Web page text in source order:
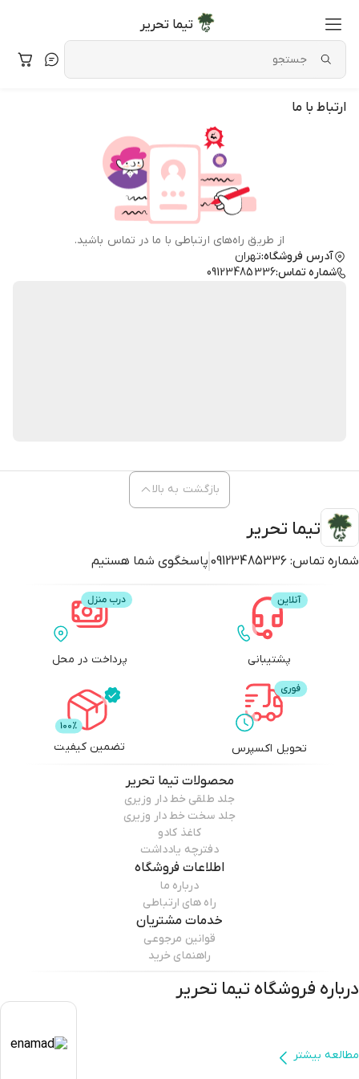
تیما تحریر
ارتباط با ما
از طریق راه‌های ارتباطی با ما در تماس باشید.
آدرس فروشگاه:تهران
شماره تماس:09123485336
تیما تحریر
شماره تماس: 09123485336 پاسخگوی شما هستیم
بازگشت به بالا
پشتیبانی پرداخت در محل
تحویل اکسپرس تضمین کیفیت
محصولاتتیما تحریر
جلد طلقی خط دار وزیری
جلد سخت خط دار وزیری
کاغذ کادو
دفترچه یادداشت
اطلاعات فروشگاه
درباره ما
راه های ارتباطی
خدمات مشتریان
قوانین مرجوعی
راهنمای خرید
درباره فروشگاه تیما تحریر
مطالعه بیشتر